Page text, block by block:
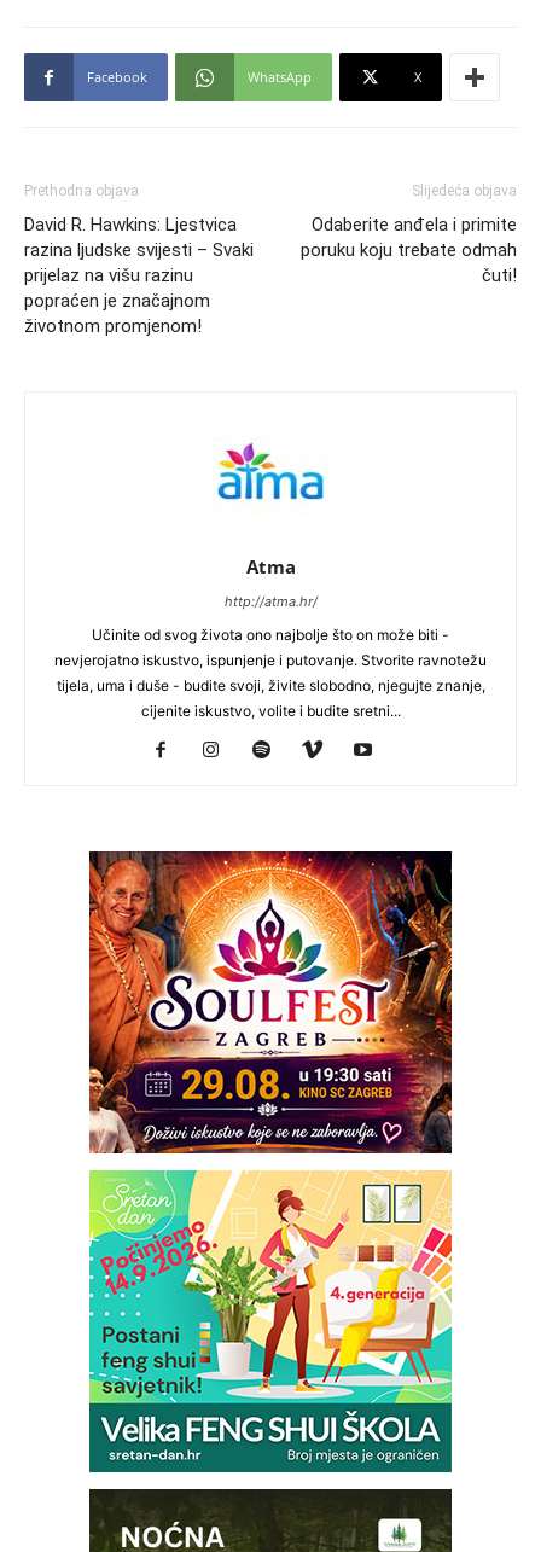
Facebook WhatsApp X
Prethodna objava
David R. Hawkins: Ljestvica
razina ljudske svijesti – Svaki
prijelaz na višu razinu
popraćen je značajnom
životnom promjenom!
Slijedeća objava
Odaberite anđela i primite
poruku koju trebate odmah
čuti!
Atma
http://atma.hr/
Učinite od svog života ono najbolje što on može biti -
nevjerojatno iskustvo, ispunjenje i putovanje. Stvorite ravnotežu
tijela, uma i duše - budite svoji, živite slobodno, njegujte znanje,
cijenite iskustvo, volite i budite sretni...